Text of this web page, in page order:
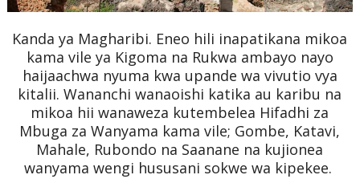
Kanda ya Magharibi. Eneo hili inapatikana mikoa
kama vile ya Kigoma na Rukwa ambayo nayo
haijaachwa nyuma kwa upande wa vivutio vya
kitalii. Wananchi wanaoishi katika au karibu na
mikoa hii wanaweza kutembelea Hifadhi za
Mbuga za Wanyama kama vile; Gombe, Katavi,
Mahale, Rubondo na Saanane na kujionea
wanyama wengi hususani sokwe wa kipekee.